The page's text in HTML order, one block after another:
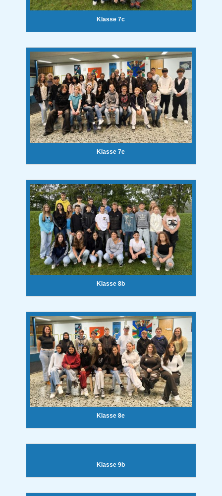
Klasse 7c
Klasse 7e
Klasse 8b
Klasse 8e
Klasse 9b